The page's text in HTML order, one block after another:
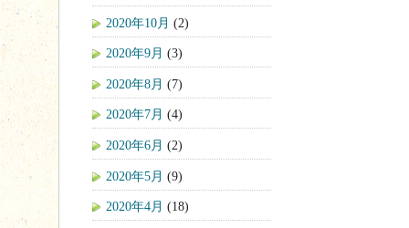
2020年10月 (2)
2020年9月 (3)
2020年8月 (7)
2020年7月 (4)
2020年6月 (2)
2020年5月 (9)
2020年4月 (18)